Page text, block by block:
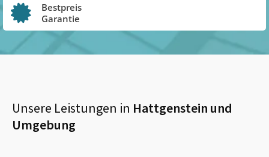
Bestpreis
Garantie
Unsere Leistungen in Hattgenstein und
Umgebung